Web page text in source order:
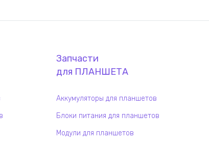
Запчасти
для ПЛАНШЕТА
Аккумуляторы для планшетов
Блоки питания для планшетов
Модули для планшетов